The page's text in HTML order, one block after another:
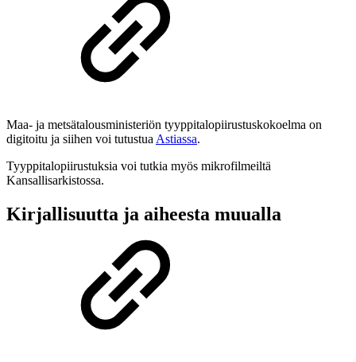
Maa- ja metsätalousministeriön tyyppitalopiirustuskokoelma on
digitoitu ja siihen voi tutustua Astiassa.
Tyyppitalopiirustuksia voi tutkia myös mikrofilmeiltä
Kansallisarkistossa.
Kirjallisuutta ja aiheesta muualla